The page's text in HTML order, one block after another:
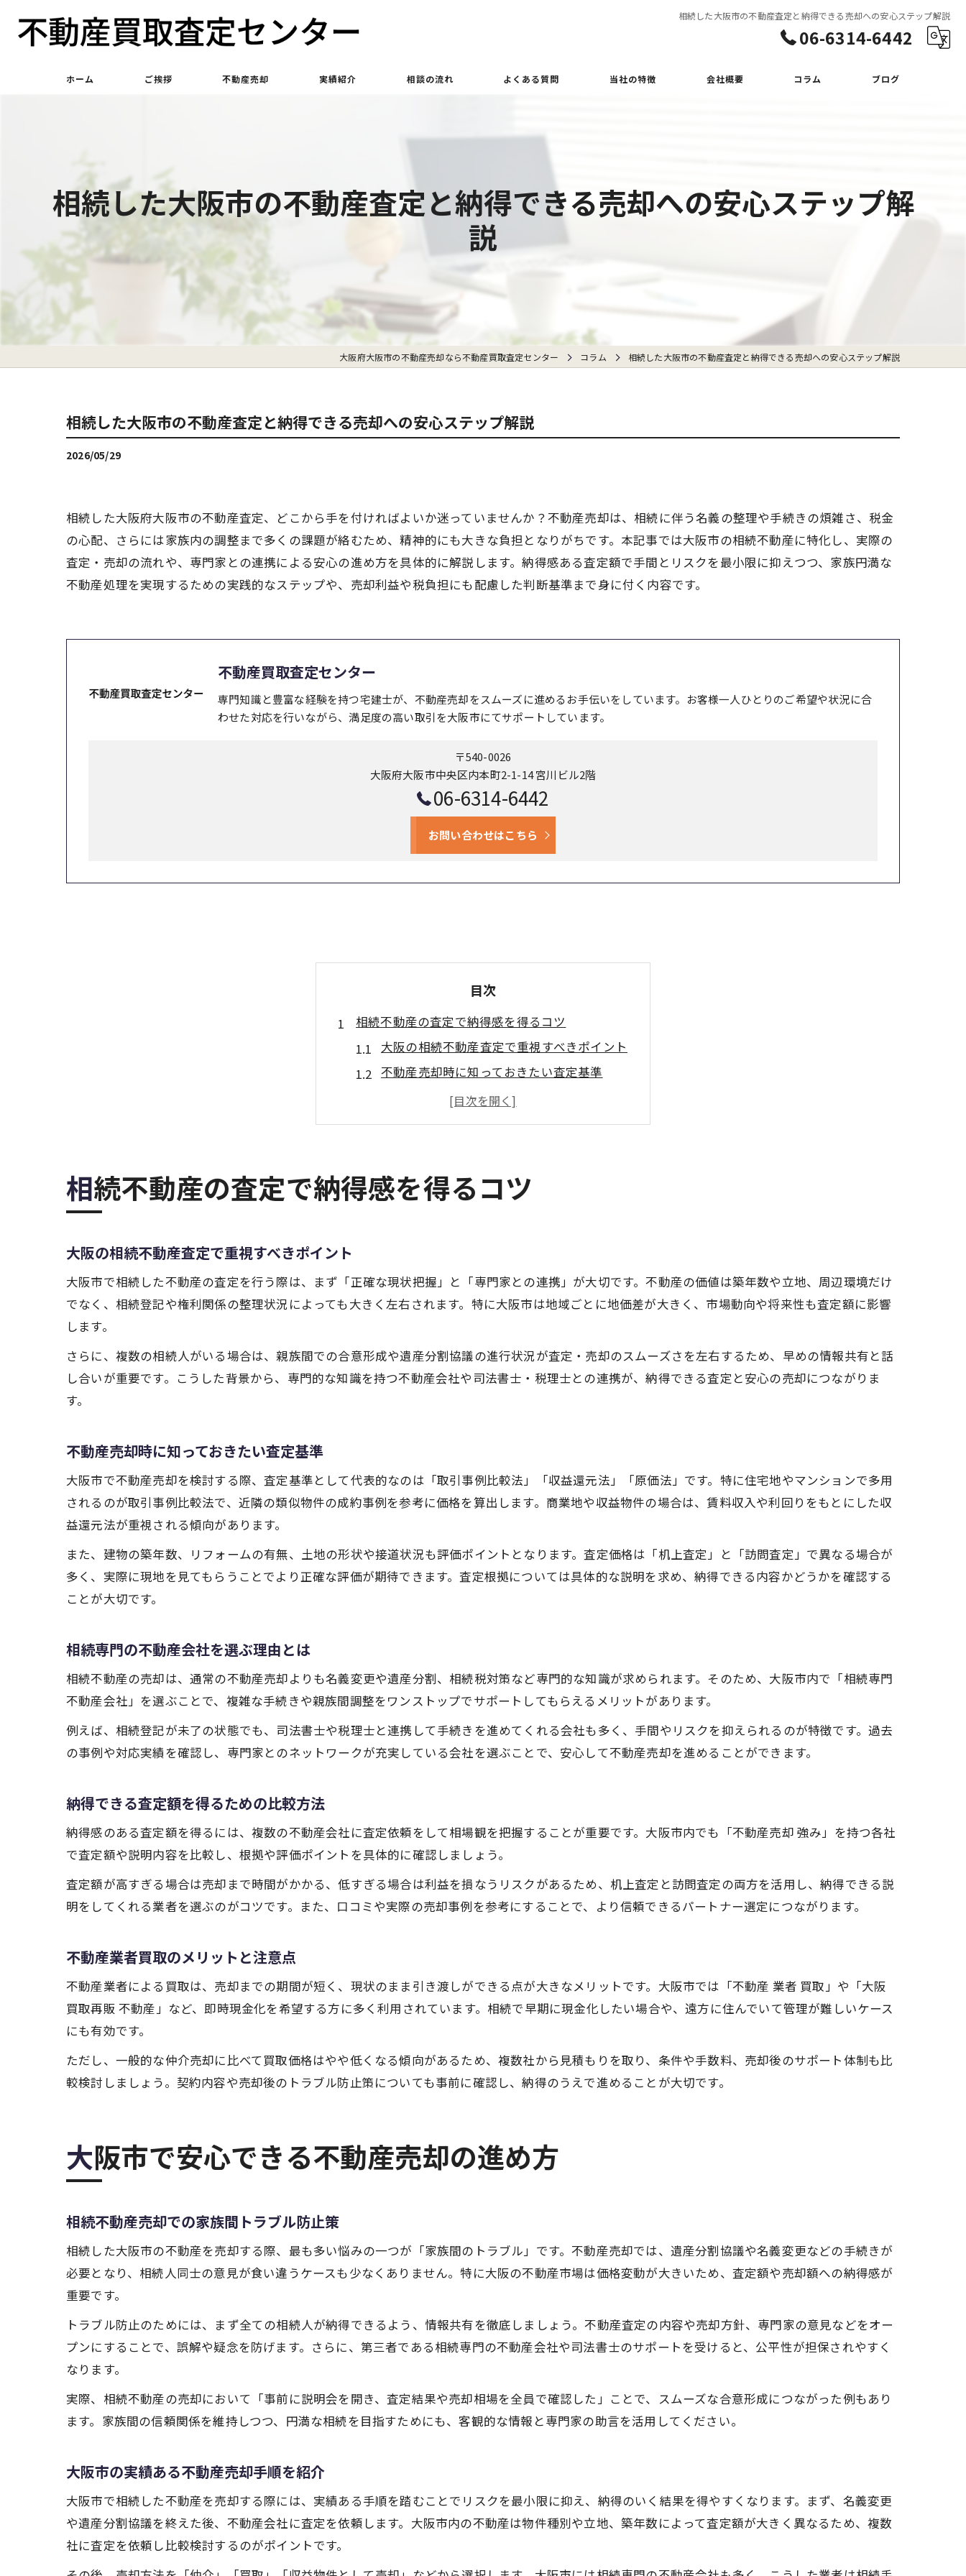
相続した大阪市の不動産査定と納得できる売却への安心ステップ解説
06-6314-6442
ホーム ご挨拶 不動産売却 実績紹介 相談の流れ よくある質問 当社の特徴
土地
会社概要 コラム ブログ
相続した大阪市の不動産査定と納得できる売却への安心ステップ解
説
大阪府大阪市の不動産売却なら不動産買取査定センター コラム 相続した大阪市の不動産査定と納得できる売却への安心ステップ解説
相続した大阪市の不動産査定と納得できる売却への安心ステップ解説
2026/05/29
相続した大阪府大阪市の不動産査定、どこから手を付ければよいか迷っていませんか？不動産売却は、相続に伴う名義の整理や手続きの煩雑さ、税金
の心配、さらには家族内の調整まで多くの課題が絡むため、精神的にも大きな負担となりがちです。本記事では大阪市の相続不動産に特化し、実際の
査定・売却の流れや、専門家との連携による安心の進め方を具体的に解説します。納得感ある査定額で手間とリスクを最小限に抑えつつ、家族円満な
不動産処理を実現するための実践的なステップや、売却利益や税負担にも配慮した判断基準まで身に付く内容です。
不動産買取査定センター
専門知識と豊富な経験を持つ宅建士が、不動産売却をスムーズに進めるお手伝いをしています。お客様一人ひとりのご希望や状況に合
わせた対応を行いながら、満足度の高い取引を大阪市にてサポートしています。
〒540-0026
大阪府大阪市中央区内本町2-1-14 宮川ビル2階
06-6314-6442
お問い合わせはこちら
目次
相続不動産の査定で納得感を得るコツ
大阪の相続不動産査定で重視すべきポイント
不動産売却時に知っておきたい査定基準
相続専門の不動産会社を選ぶ理由とは
納得できる査定額を得るための比較方法
大阪市で安心できる不動産売却の進め方
相続不動産売却での家族間トラブル防止策
収益不動産買取も視野に入れた売却戦略
信頼できる相続専門不動産会社の選び方
相続整理で不動産売却の手間を最小限に
大阪市の不動産売却で重要な名義整理
専門家連携によるトラブル防止の決め手
相続専門家と連携した不動産売却の安心感
大阪市でのトラブル回避策と売却強み
司法書士・税理士との協力による査定成功例
円満な相続不動産売却に役立つ対応術
不動産売却で家族の信頼を築く進め方
相続専門会社が提案する家族円満の秘訣
大阪市の不動産査定で意識すべき点
大阪市で複雑な相続も安心のサポート体制
不動産査定から売却までの流れを徹底解説
士業連携によるスムーズな相続整理の方法
不動産売却の失敗リスクを減らすポイント
相続不動産の査定で納得感を得るコツ
大阪の相続不動産査定で重視すべきポイント
大阪市で相続した不動産の査定を行う際は、まず「正確な現状把握」と「専門家との連携」が大切です。不動産の価値は築年数や立地、周辺環境だけ
でなく、相続登記や権利関係の整理状況によっても大きく左右されます。特に大阪市は地域ごとに地価差が大きく、市場動向や将来性も査定額に影響
します。
さらに、複数の相続人がいる場合は、親族間での合意形成や遺産分割協議の進行状況が査定・売却のスムーズさを左右するため、早めの情報共有と話
し合いが重要です。こうした背景から、専門的な知識を持つ不動産会社や司法書士・税理士との連携が、納得できる査定と安心の売却につながりま
す。
不動産売却時に知っておきたい査定基準
大阪市で不動産売却を検討する際、査定基準として代表的なのは「取引事例比較法」「収益還元法」「原価法」です。特に住宅地やマンションで多用
されるのが取引事例比較法で、近隣の類似物件の成約事例を参考に価格を算出します。商業地や収益物件の場合は、賃料収入や利回りをもとにした収
益還元法が重視される傾向があります。
また、建物の築年数、リフォームの有無、土地の形状や接道状況も評価ポイントとなります。査定価格は「机上査定」と「訪問査定」で異なる場合が
多く、実際に現地を見てもらうことでより正確な評価が期待できます。査定根拠については具体的な説明を求め、納得できる内容かどうかを確認する
ことが大切です。
相続専門の不動産会社を選ぶ理由とは
相続不動産の売却は、通常の不動産売却よりも名義変更や遺産分割、相続税対策など専門的な知識が求められます。そのため、大阪市内で「相続専門
不動産会社」を選ぶことで、複雑な手続きや親族間調整をワンストップでサポートしてもらえるメリットがあります。
例えば、相続登記が未了の状態でも、司法書士や税理士と連携して手続きを進めてくれる会社も多く、手間やリスクを抑えられるのが特徴です。過去
の事例や対応実績を確認し、専門家とのネットワークが充実している会社を選ぶことで、安心して不動産売却を進めることができます。
納得できる査定額を得るための比較方法
納得感のある査定額を得るには、複数の不動産会社に査定依頼をして相場観を把握することが重要です。大阪市内でも「不動産売却 強み」を持つ各社
で査定額や説明内容を比較し、根拠や評価ポイントを具体的に確認しましょう。
査定額が高すぎる場合は売却まで時間がかかる、低すぎる場合は利益を損なうリスクがあるため、机上査定と訪問査定の両方を活用し、納得できる説
明をしてくれる業者を選ぶのがコツです。また、口コミや実際の売却事例を参考にすることで、より信頼できるパートナー選定につながります。
不動産業者買取のメリットと注意点
不動産業者による買取は、売却までの期間が短く、現状のまま引き渡しができる点が大きなメリットです。大阪市では「不動産 業者 買取」や「大阪
買取再販 不動産」など、即時現金化を希望する方に多く利用されています。相続で早期に現金化したい場合や、遠方に住んでいて管理が難しいケース
にも有効です。
ただし、一般的な仲介売却に比べて買取価格はやや低くなる傾向があるため、複数社から見積もりを取り、条件や手数料、売却後のサポート体制も比
較検討しましょう。契約内容や売却後のトラブル防止策についても事前に確認し、納得のうえで進めることが大切です。
大阪市で安心できる不動産売却の進め方
相続不動産売却での家族間トラブル防止策
相続した大阪市の不動産を売却する際、最も多い悩みの一つが「家族間のトラブル」です。不動産売却では、遺産分割協議や名義変更などの手続きが
必要となり、相続人同士の意見が食い違うケースも少なくありません。特に大阪の不動産市場は価格変動が大きいため、査定額や売却額への納得感が
重要です。
トラブル防止のためには、まず全ての相続人が納得できるよう、情報共有を徹底しましょう。不動産査定の内容や売却方針、専門家の意見などをオー
プンにすることで、誤解や疑念を防げます。さらに、第三者である相続専門の不動産会社や司法書士のサポートを受けると、公平性が担保されやすく
なります。
実際、相続不動産の売却において「事前に説明会を開き、査定結果や売却相場を全員で確認した」ことで、スムーズな合意形成につながった例もあり
ます。家族間の信頼関係を維持しつつ、円満な相続を目指すためにも、客観的な情報と専門家の助言を活用してください。
大阪市の実績ある不動産売却手順を紹介
大阪市で相続した不動産を売却する際には、実績ある手順を踏むことでリスクを最小限に抑え、納得のいく結果を得やすくなります。まず、名義変更
や遺産分割協議を終えた後、不動産会社に査定を依頼します。大阪市内の不動産は物件種別や立地、築年数によって査定額が大きく異なるため、複数
社に査定を依頼し比較検討するのがポイントです。